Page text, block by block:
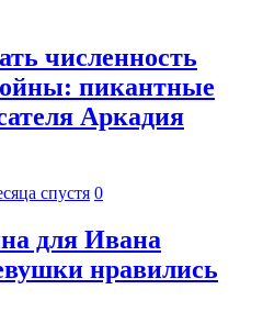
численность
пикантные
Аркадия
спустя 0
для Ивана
нравились